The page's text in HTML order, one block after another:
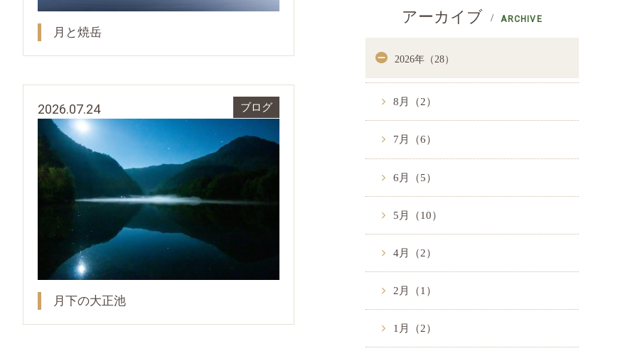
月と焼岳
2026.07.24 ブログ
月下の大正池
アーカイブ ARCHIVE
2026年（28）
8月（2）
7月（6）
6月（5）
5月（10）
4月（2）
2月（1）
1月（2）